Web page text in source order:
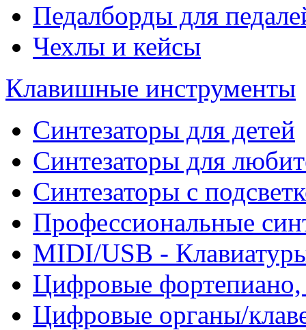
Педалборды для
Чехлы и кейсы
Клавишные инструменты
Синтезаторы для детей
Синтезаторы для
Синтезаторы с
Профессиональные
MIDI/USB -
Цифровые
Цифровые органы/